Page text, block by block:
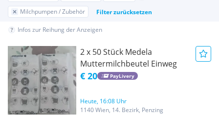
Milchpumpen / Zubehör Filter zurücksetzen
Infos zur Reihung der Anzeigen
2 x 50 Stück Medela
Muttermilchbeutel Einweg
€ 20 PayLivery
Heute, 16:08 Uhr
1140 Wien, 14. Bezirk, Penzing